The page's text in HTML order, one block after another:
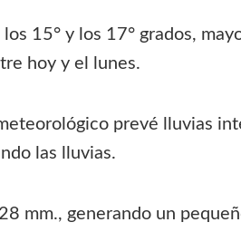
15° y los 17° grados,
hoy y el lunes.
prevé lluvias
las lluvias.
mm., generando un